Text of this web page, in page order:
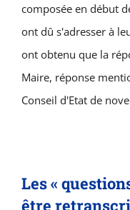
composée en début
ont dû s'adresser à
ont obtenu que la
Maire, réponse
Conseil d'Etat de
Les «
être